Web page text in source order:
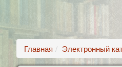
Главная Электронный